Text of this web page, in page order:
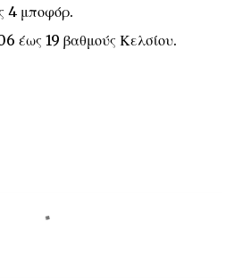
4 μποφόρ.
έως 19 βαθμούς Κελσίου.